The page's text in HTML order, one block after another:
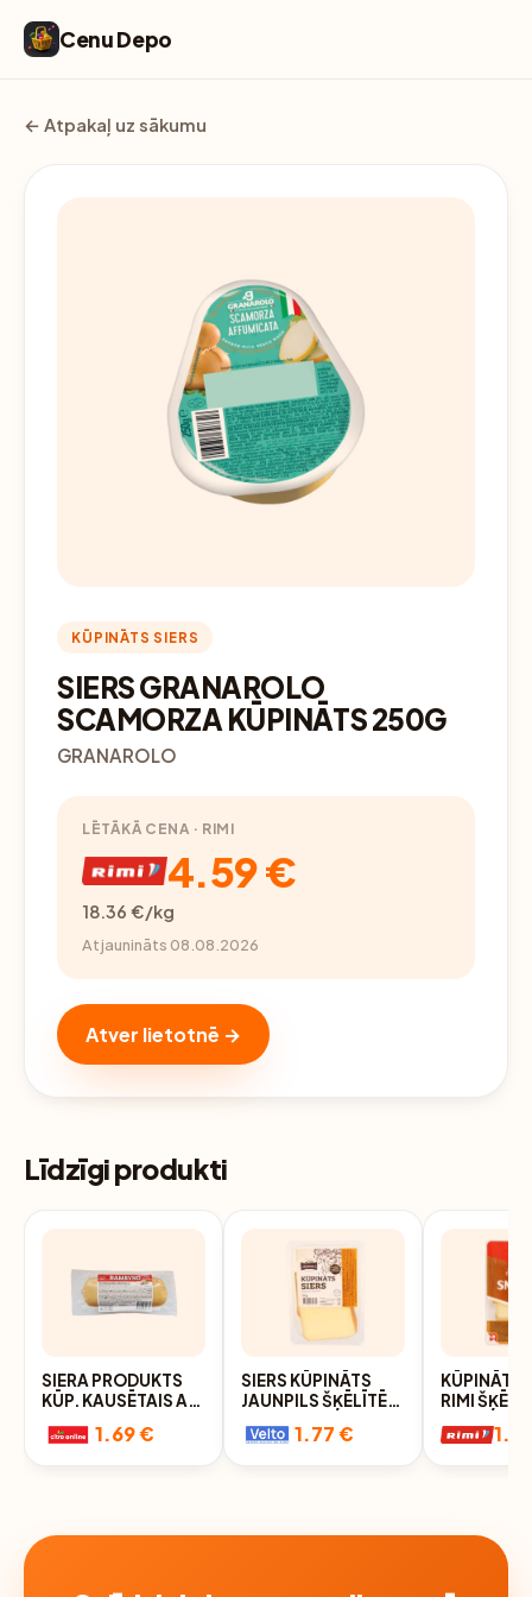
Cenu Depo
← Atpakaļ uz sākumu
KŪPINĀTS SIERS
SIERS GRANAROLO
SCAMORZA KŪPINĀTS 250G
GRANAROLO
LĒTĀKĀ CENA · RIMI
4.59 €
18.36 €/kg
Atjaunināts 08.08.2026
Atver lietotnē →
Līdzīgi produkti
SIERA PRODUKTS
KŪP. KAUSĒTAIS AR
1.69 €
SIERS KŪPINĀTS
JAUNPILS ŠĶĒLĪTĒS
1.77 €
KŪPINĀTS
RIMI